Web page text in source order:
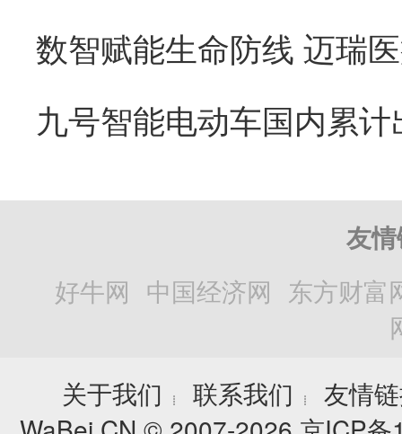
友
好牛网 中国经济网 东方财富
关于我们
┊ 联系我们 ┊
友情